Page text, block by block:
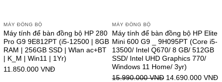
MÁY ĐỒNG BỘ
Máy tính để bàn đồng bộ HP 280
Pro G9 9E812PT (i5-12500 | 8GB
RAM | 256GB SSD | Wlan ac+BT
| K_M | Win11 | 1Yr)
11.850.000 VNĐ
MÁY ĐỒNG BỘ
Máy tính để bàn đồng bộ HP Elite
Mini 600 G9 _ 9H095PT (Core i5-
13500/ Intel Q670/ 8 GB/ 512GB
SSD/ Intel UHD Graphics 770/
Windows 11 Home/ 3yr)
15.990.000VNĐ 14.690.000 VNĐ